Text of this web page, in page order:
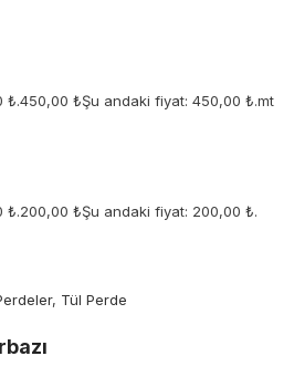
₺.450,00 ₺Şu andaki fiyat: 450,00 ₺.mt
₺.200,00 ₺Şu andaki fiyat: 200,00 ₺.
, Tül Perde